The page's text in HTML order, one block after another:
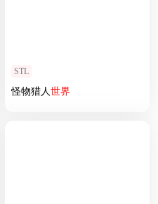
STL
怪物猎人世界